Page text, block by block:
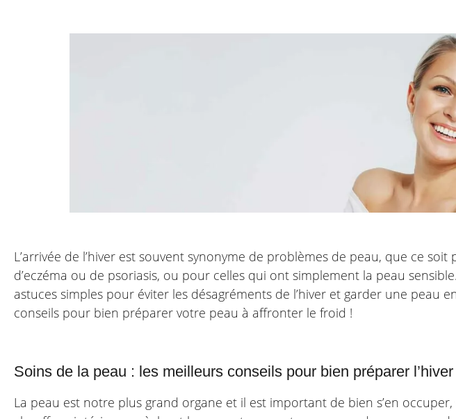
L’arrivée de l’hiver est souvent synonyme de problèmes de peau, que ce
d’eczéma ou de psoriasis, ou pour celles qui ont simplement la peau
astuces simples pour éviter les désagréments de l’hiver et garder une peau
conseils pour bien préparer votre peau à affronter le froid !
Soins de la peau : les meilleurs conseils pour bien préparer l’hiver
La peau est notre plus grand organe et il est important de bien s’en